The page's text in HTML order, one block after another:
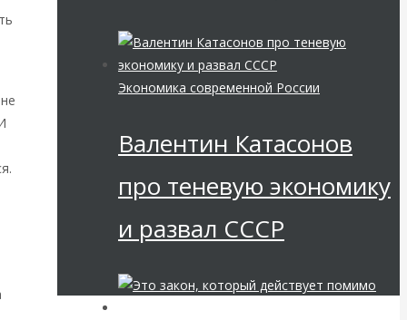
Экономика современной России
Валентин Катасонов
про теневую экономику
и развал СССР